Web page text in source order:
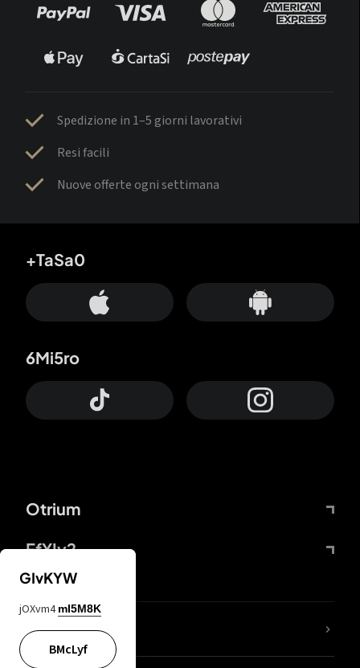
Spedizione in 1–5 giorni lavorativi
Resi facili
Nuove offerte ogni settimana
Otrium
FfYIy2
+TaSa0
6Mi5ro
Lj7sBL
GIvKYW
jOXvm4 mI5M8K
BMcLyf